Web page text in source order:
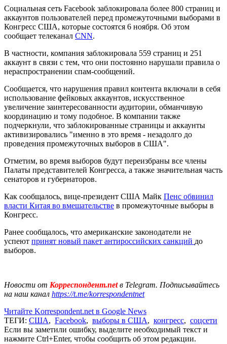
Социальная сеть Facebook заблокировала более 800 страниц и
аккаунтов пользователей перед промежуточными выборами в
Конгресс США, которые состоятся 6 ноября. Об этом
сообщает телеканал CNN.
В частности, компания заблокировала 559 страниц и 251
аккаунт в связи с тем, что они постоянно нарушали правила о
нераспространении спам-сообщений.
Сообщается, что нарушения правил контента включали в себя
использование фейковых аккаунтов, искусственное
увеличение заинтересованности аудитории, обманчивую
координацию и тому подобное. В компании также
подчеркнули, что заблокированные страницы и аккаунты
активизировались "именно в это время - незадолго до
проведения промежуточных выборов в США".
Отметим, во время выборов будут переизбраны все члены
Палаты представителей Конгресса, а также значительная часть
сенаторов и губернаторов.
Как сообщалось, вице-президент США Майк Пенс обвинил
власти Китая во вмешательстве в промежуточные выборы в
Конгресс.
Ранее сообщалось, что американские законодатели не
успеют принят новый пакет антироссийских санкций до
выборов.
Новости от Корреспондент.netв Telegram. Подписывайтесь
на наш канал https://t.me/korrespondentnet
Читайте Korrespondent.net в Google News
ТЕГИ: США, Facebook, выборы в США, конгресс, соцсети
Если вы заметили ошибку, выделите необходимый текст и
нажмите Ctrl+Enter, чтобы сообщить об этом редакции.